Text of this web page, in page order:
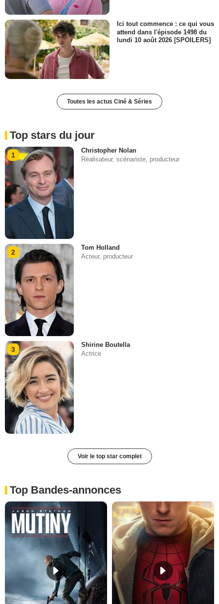
Ici tout commence : ce qui vous
attend dans l'épisode 1498 du
lundi 10 août 2026 [SPOILERS]
Toutes les actus Ciné & Séries
Top stars du jour
1
Christopher Nolan
Réalisateur, scénariste, producteur
2
Tom Holland
Acteur, producteur
3
Shirine Boutella
Actrice
Voir le top star complet
Top Bandes-annonces